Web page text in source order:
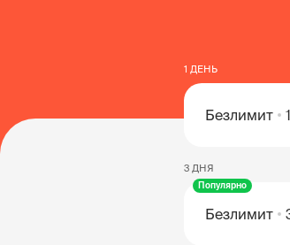
1 ДЕНЬ
Безлимит
3 ДНЯ
Популярно
Безлимит